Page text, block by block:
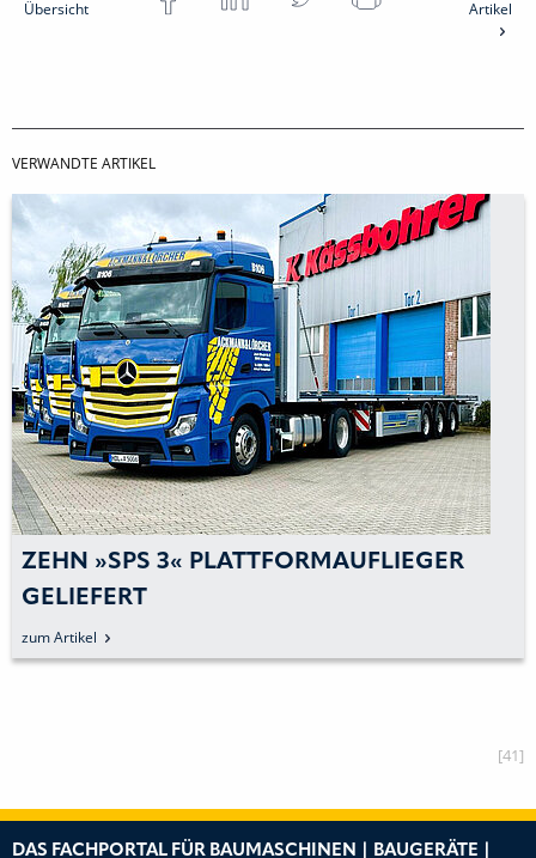
Übersicht
Artikel
VERWANDTE ARTIKEL
PLATTFORMAUFLIEGER
OMEGA
[41]
DAS FACHPORTAL FÜR BAUMASCHINEN | BAUGERÄTE |